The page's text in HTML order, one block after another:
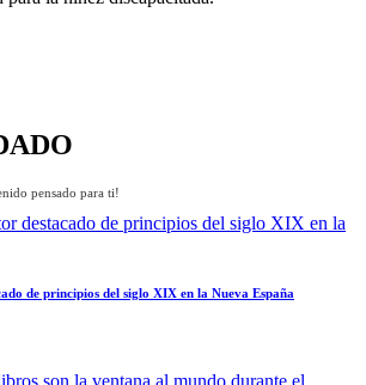
pensado para ti!
de principios del siglo XIX en la Nueva España